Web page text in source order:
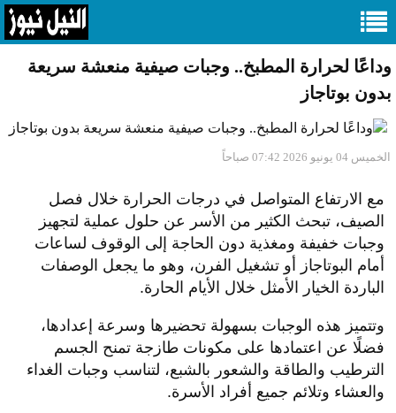
وداعًا لحرارة المطبخ.. وجبات صيفية منعشة سريعة
بدون بوتاجاز
الخميس 04 يونيو 2026 07:42 صباحاً
مع الارتفاع المتواصل في درجات الحرارة خلال فصل
الصيف، تبحث الكثير من الأسر عن حلول عملية لتجهيز
وجبات خفيفة ومغذية دون الحاجة إلى الوقوف لساعات
أمام البوتاجاز أو تشغيل الفرن، وهو ما يجعل الوصفات
الباردة الخيار الأمثل خلال الأيام الحارة.
وتتميز هذه الوجبات بسهولة تحضيرها وسرعة إعدادها،
فضلًا عن اعتمادها على مكونات طازجة تمنح الجسم
الترطيب والطاقة والشعور بالشبع، لتناسب وجبات الغداء
والعشاء وتلائم جميع أفراد الأسرة.